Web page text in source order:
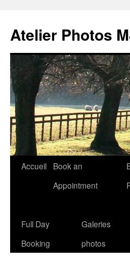
Atelier Photos
Aller
Accueil
Book an
Appointment
Full Day
Booking
Galeries
photos